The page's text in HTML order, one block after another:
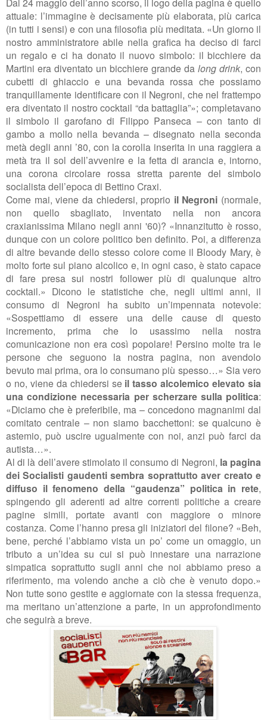
attuale: l’immagine è decisamente più elaborata, più carica
(in tutti i sensi) e con una filosofia più meditata. «Un giorno il
nostro amministratore abile nella grafica ha deciso di farci
un regalo e ci ha donato il nuovo simbolo: il bicchiere da
Martini era diventato un bicchiere grande da long drink, con
cubetti di ghiaccio e una bevanda rossa che possiamo
tranquillamente identificare con il Negroni, che nel frattempo
era diventato il nostro cocktail “da battaglia”»; completavano
il simbolo il garofano di Filippo Panseca – con tanto di
gambo a mollo nella bevanda – disegnato nella seconda
metà degli anni ’80, con la corolla inserita in una raggiera a
metà tra il sol dell’avvenire e la fetta di arancia e, intorno,
una corona circolare rossa stretta parente del simbolo
socialista dell’epoca di Bettino Craxi.
Come mai, viene da chiedersi, proprio il Negroni (normale,
non quello sbagliato, inventato nella non ancora
craxianissima Milano negli anni '60)? «Innanzitutto è rosso,
dunque con un colore politico ben definito. Poi, a differenza
di altre bevande dello stesso colore come il Bloody Mary, è
molto forte sul piano alcolico e, in ogni caso, è stato capace
di fare presa sui nostri follower più di qualunque altro
cocktail.» Dicono le statistiche che, negli ultimi anni, il
consumo di Negroni ha subito un’impennata notevole:
«Sospettiamo di essere una delle cause di questo
incremento, prima che lo usassimo nella nostra
comunicazione non era così popolare! Persino molte tra le
persone che seguono la nostra pagina, non avendolo
bevuto mai prima, ora lo consumano più spesso…» Sia vero
o no, viene da chiedersi se il tasso alcolemico elevato sia
una condizione necessaria per scherzare sulla politica:
«Diciamo che è preferibile, ma – concedono magnanimi dal
comitato centrale – non siamo bacchettoni: se qualcuno è
astemio, può uscire ugualmente con noi, anzi può farci da
autista…».
Al di là dell’avere stimolato il consumo di Negroni, la pagina
dei Socialisti gaudenti sembra soprattutto aver creato e
diffuso il fenomeno della “gaudenza” politica in rete,
spingendo gli aderenti ad altre correnti politiche a creare
pagine simili, portate avanti con maggiore o minore
costanza. Come l’hanno presa gli iniziatori del filone? «Beh,
bene, perché l’abbiamo vista un po’ come un omaggio, un
tributo a un’idea su cui si può innestare una narrazione
simpatica soprattutto sugli anni che noi abbiamo preso a
riferimento, ma volendo anche a ciò che è venuto dopo.»
Non tutte sono gestite e aggiornate con la stessa frequenza,
ma meritano un’attenzione a parte, in un approfondimento
che seguirà a breve.